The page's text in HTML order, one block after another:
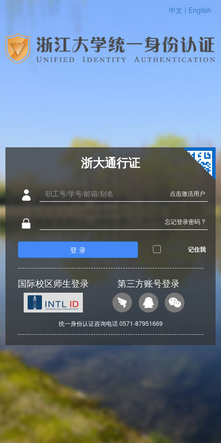
中文 | English
浙大通行证
点击激活用户
忘记登录密码 ?
登 录 记住我
国际校区师生登录 第三方账号登录
统一身份认证咨询电话 0571-87951669